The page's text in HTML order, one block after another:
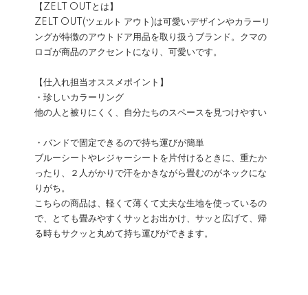
【ZELT OUTとは】
ZELT OUT(ツェルト アウト)は可愛いデザインやカラーリ
ングが特徴のアウトドア用品を取り扱うブランド。クマの
ロゴが商品のアクセントになり、可愛いです。
【仕入れ担当オススメポイント】
・珍しいカラーリング
他の人と被りにくく、自分たちのスペースを見つけやすい
・バンドで固定できるので持ち運びが簡単
ブルーシートやレジャーシートを片付けるときに、重たか
ったり、２人がかりで汗をかきながら畳むのがネックにな
りがち。
こちらの商品は、軽くて薄くて丈夫な生地を使っているの
で、とても畳みやすくサッとお出かけ、サッと広げて、帰
る時もサクッと丸めて持ち運びができます。